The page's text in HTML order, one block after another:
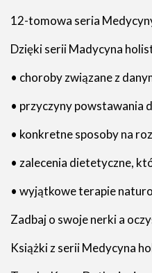
12-tomowa seria
Dzięki serii Madycyna
• choroby związane z
• przyczyny powstawania
• konkretne sposoby na
• zalecenia dietetyczne,
• wyjątkowe terapie
Zadbaj o swoje nerki a
Książki z serii Medycyna